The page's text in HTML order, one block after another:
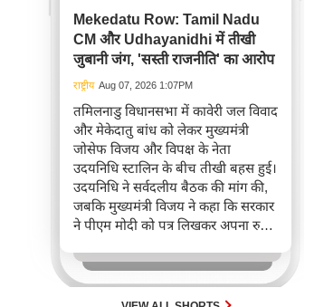
Mekedatu Row: Tamil Nadu
CM और Udhayanidhi में तीखी
जुबानी जंग, 'सस्ती राजनीति' का आरोप
राष्ट्रीय Aug 07, 2026 1:07PM
तमिलनाडु विधानसभा में कावेरी जल विवाद
और मेकेदातु बांध को लेकर मुख्यमंत्री
जोसेफ विजय और विपक्ष के नेता
उदयनिधि स्टालिन के बीच तीखी बहस हुई।
उदयनिधि ने सर्वदलीय बैठक की मांग की,
जबकि मुख्यमंत्री विजय ने कहा कि सरकार
ने पीएम मोदी को पत्र लिखकर अपना रुख
का प्रयास है।